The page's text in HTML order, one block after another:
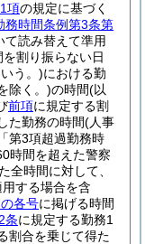
項の規定に基づく
務時間条例第3条第
て読み替えて準用
割り振らない日
う。)における勤
除く。)の時間(以
前項に規定する割
た勤務の時間(人事
第3項超過勤務時
時間を超えた警察
全時間に対して、
する場合を含
各号に掲げる時間
条に規定する勤務1
割合を乗じて得た